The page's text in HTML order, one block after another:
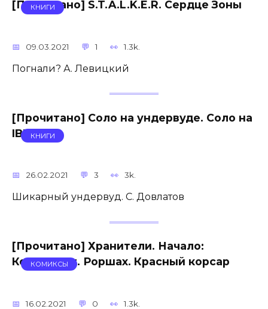
[Прочитано] S.T.A.L.K.E.R. Сердце Зоны
КНИГИ
09.03.2021 1 1.3k.
Погнали? А. Левицкий
[Прочитано] Соло на ундервуде. Соло на
IBMКНИГИ
26.02.2021 3 3k.
Шикарный ундервуд. С. Довлатов
[Прочитано] Хранители. Начало:
Комедиант. Роршах. Красный корсар
КОМИКСЫ
16.02.2021 0 1.3k.